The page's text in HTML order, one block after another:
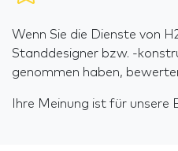
Wenn Sie die Dienste von
Standdesigner bzw. -
genommen haben,
Ihre Meinung ist für unsere